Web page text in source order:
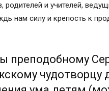
родителей и учителей,
нам силу и крепость к
преподобному
чудотворцу